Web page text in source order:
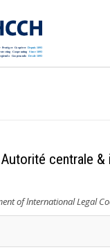
Autorité centrale
of lnternational Legal